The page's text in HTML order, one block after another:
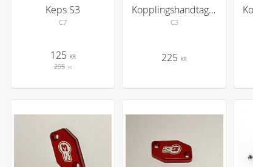
Keps S3
C7
125 KR
295 KR
Kopplingshandtag S3 AJP/Braktec blått
C3
225 KR